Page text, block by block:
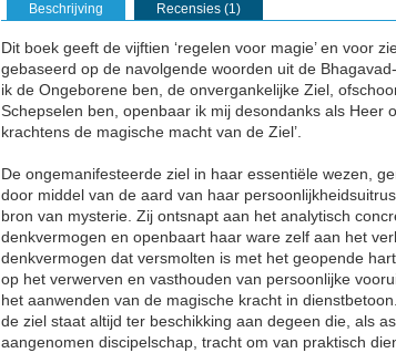
Beschrijving Recensies (1)
Dit boek geeft de vijftien ‘regelen voor magie’ en voor
gebaseerd op de navolgende woorden uit de
ik de Ongeborene ben, de onvergankelijke Ziel,
Schepselen ben, openbaar ik mij desondanks als Heer
krachtens de magische macht van de Ziel’.
De ongemanifesteerde ziel in haar essentiële wezen,
door middel van de aard van haar
bron van mysterie. Zij ontsnapt aan het analytisch
denkvermogen en openbaart haar ware zelf aan het
denkvermogen dat versmolten is met het geopende
op het verwerven en vasthouden van persoonlijke
het aanwenden van de magische kracht in
de ziel staat altijd ter beschikking aan degeen die, als
aangenomen discipelschap, tracht om van praktisch